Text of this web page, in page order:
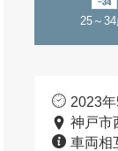
25～
2023
神戸市
車両相